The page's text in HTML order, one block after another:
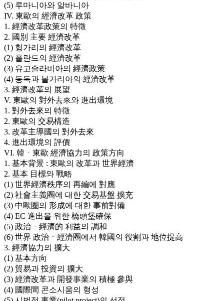
(5) 루마니아와 알바니아
IV. 東歐의 經濟改革 政策
1. 經濟改革政策의 特徵
2. 國別 主要 經濟改革
(1) 헝가리의 經濟改革
(2) 폴란드의 經濟改革
(3) 유고슬라비아의 經濟政策
(4) 동독과 불가리아의 經濟改革
3. 經濟改革의 展望
V. 東歐의 對外去來와 進出環境
1. 對外去來의 特徵
2. 東歐의 交易構造
3. 改革主導國의 對外去來
4. 進出環境의 評價
VI. 韓ㆍ東歐 經濟協力의 政策方向
1. 基本背景 : 東歐의 改革과 世界經濟
2. 基本 目標와 戰略
(1) 世界經濟秩序의 再編에 對應
(2) 社會主義圈에 대한 交易基盤 擴充
(3) 中歐圈의 形成에 대한 事前對備
(4) EC 進出을 위한 橋頭堡確保
(5) 政治ㆍ經濟的 利益의 調和
(6) 世界 政治ㆍ經濟圈에서 韓國의 役割과 地位提高
3. 經濟協力의 擴大
(1) 基本方向
(2) 貿易과 投資의 擴大
(3) 經濟改革과 開發事業의 積極 參與
(4) 國際間 콘소시움의 형성